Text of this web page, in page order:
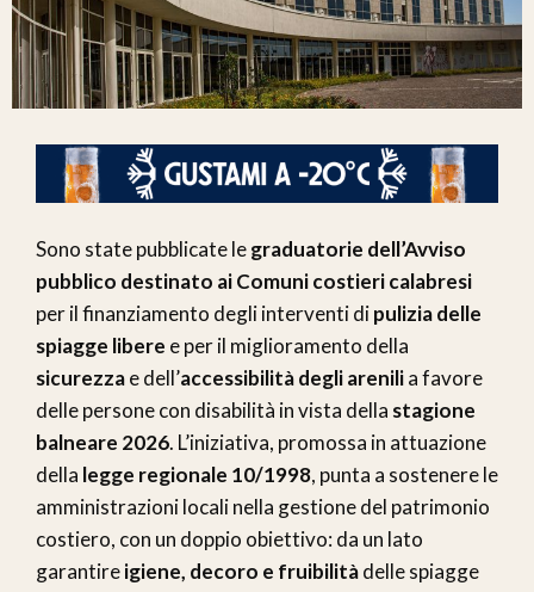
Sono state pubblicate legraduatorie dell’Avviso
pubblico destinato ai Comuni costieri calabresi
per il finanziamento degli interventi dipulizia delle
spiagge libere e per il miglioramento della
sicurezzae dell’accessibilità degli arenilia favore
delle persone con disabilità in vista della stagione
balneare 2026. L’iniziativa, promossa in attuazione
della legge regionale 10/1998, punta a sostenere le
amministrazioni locali nella gestione del patrimonio
costiero, con un doppio obiettivo: da un lato
garantireigiene, decoro e fruibilitàdelle spiagge